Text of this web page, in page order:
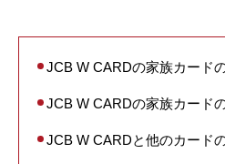
JCB W CARDの家族カード
JCB W CARDの家族カード
JCB W CARDと他のカード